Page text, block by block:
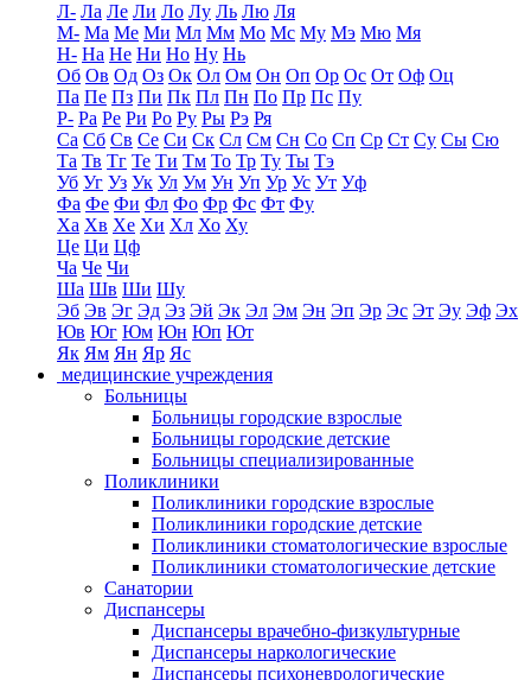
Л- Ла Ле Ли Ло Лу Ль Лю Ля
М- Ма Ме Ми Мл Мм Мо Мс Му Мэ Мю Мя
Н- На Не Ни Но Ну Нь
Об Ов Од Оз Ок Ол Ом Он Оп Ор Ос От Оф Оц
Па Пе Пз Пи Пк Пл Пн По Пр Пс Пу
Р- Ра Ре Ри Ро Ру Ры Рэ Ря
Са Сб Св Се Си Ск Сл См Сн Со Сп Ср Ст Су Сы Сю
Та Тв Тг Те Ти Тм То Тр Ту Ты Тэ
Уб Уг Уз Ук Ул Ум Ун Уп Ур Ус Ут Уф
Фа Фе Фи Фл Фо Фр Фс Фт Фу
Ха Хв Хе Хи Хл Хо Ху
Це Ци Цф
Ча Че Чи
Ша Шв Ши Шу
Эб Эв Эг Эд Эз Эй Эк Эл Эм Эн Эп Эр Эс Эт Эу Эф Эх
Юв Юг Юм Юн Юп Ют
Як Ям Ян Яр Яс
медицинские учреждения
Больницы
Больницы городские взрослые
Больницы городские детские
Больницы специализированные
Поликлиники
Поликлиники городские взрослые
Поликлиники городские детские
Поликлиники стоматологические взрослые
Поликлиники стоматологические детские
Санатории
Диспансеры
Диспансеры врачебно-физкультурные
Диспансеры наркологические
Диспансеры психоневрологические